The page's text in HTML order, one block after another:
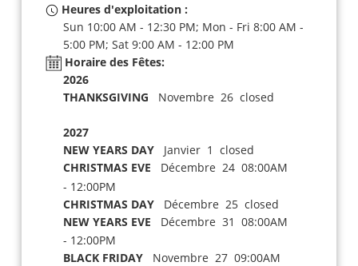
Heures d'exploitation :
Sun 10:00 AM - 12:30 PM; Mon - Fri 8:00 AM -
5:00 PM; Sat 9:00 AM - 12:00 PM
Horaire des Fêtes:
2026
THANKSGIVING Novembre 26 closed
2027
NEW YEARS DAYJanvier 1 closed
CHRISTMAS EVE Décembre 24 08:00AM
- 12:00PM
CHRISTMAS DAYDécembre 25 closed
NEW YEARS EVE Décembre 31 08:00AM
- 12:00PM
BLACK FRIDAYNovembre 27 09:00AM